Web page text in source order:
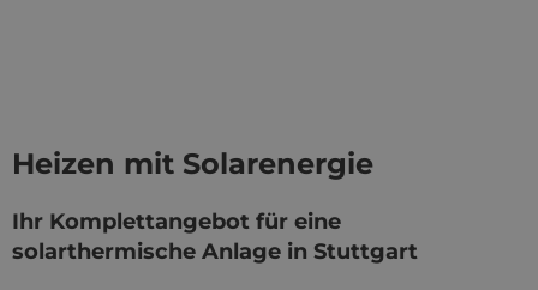
Heizen mit Solarenergie
Ihr Komplettangebot für eine
solarthermische Anlage in Stuttgart